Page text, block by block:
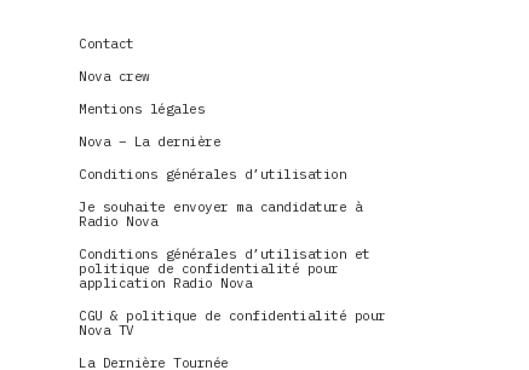
Contact
Nova crew
Mentions légales
Nova – La dernière
Conditions générales d’utilisation
Je souhaite envoyer ma candidature à
Radio Nova
Conditions générales d’utilisation et
politique de confidentialité pour
application Radio Nova
CGU & politique de confidentialité pour
Nova TV
La Dernière Tournée